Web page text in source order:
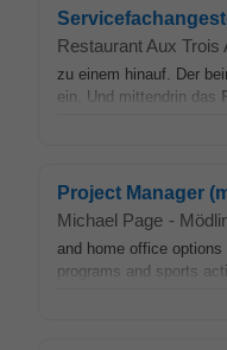
Restaurant Aux Trois
zu einem hinauf. Der
ein. Und mittendrin das
Project Manager
Michael Page -
and home office
programs and sports